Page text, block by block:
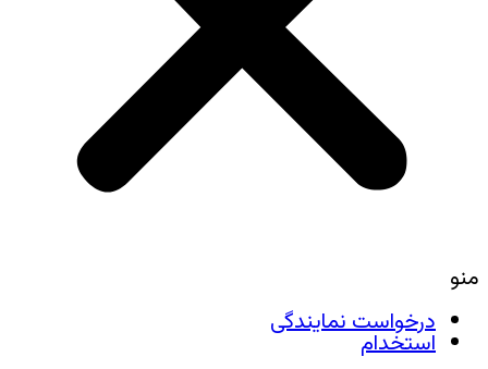
منو
درخواست نمایندگی
استخدام